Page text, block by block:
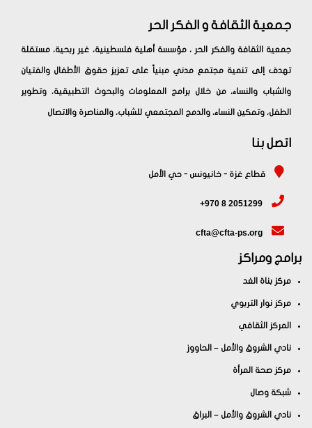
جمعية الثقافة و الفكر الحر
جمعية الثقافة والفكر الحر ، مؤسسة أهلية فلسطينية، غير ربحية، مستقلة
تهدف إلى تنمية مجتمع مدني مبنياً على تعزيز حقوق الأطفال والفتيان
والشباب والنساء، من خلال برامج المعلومات والبحوث التطبيقية، وتطوير
الطفل، وتمكين النساء، والدمج المجتمعي للشباب، والمناصرة والاتصال
اتصل بنا
قطاع غزة - خانيونس - حي الأمل
+970 8 2051299
cfta@cfta-ps.org
برامج ومراكز
مركز بناة الغد
مركز نوار التربوي
المركز الثقافي
نادي الشروق والأمل – الحاووز
مركز صحة المرأة
شبكة وصال
نادي الشروق والأمل – البراق